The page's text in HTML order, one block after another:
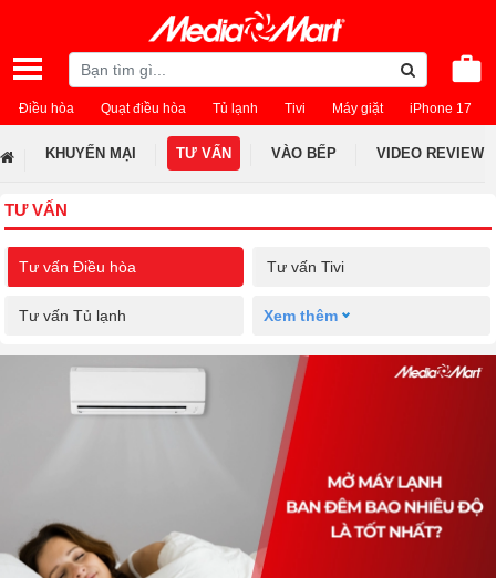
Điều hòa Quạt điều hòa Tủ lạnh Tivi Máy giặt iPhone 17
KHUYẾN MẠI TƯ VẤN VÀO BẾP VIDEO REVIEW
TƯ VẤN
Tư vấn Điều hòa Tư vấn Tivi
Tư vấn Tủ lạnh Xem thêm